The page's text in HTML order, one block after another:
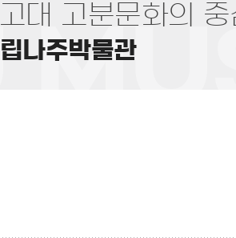
고 대 고분문화의 중
립 나주박물관